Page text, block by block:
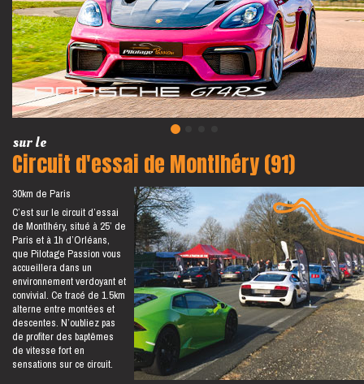
sur le
Circuit d'essai de Montlhéry (91)
30km de Paris
C’est sur le circuit d’essai
de Montlhéry, situé à 25’ de
Paris et à 1h d’Orléans,
que Pilotage Passion vous
accueillera dans un
environnement verdoyant et
convivial. Ce tracé de 1.5km
alterne entre montées et
descentes. N’oubliez pas
de profiter des baptêmes
de vitesse fort en
sensations sur ce circuit.